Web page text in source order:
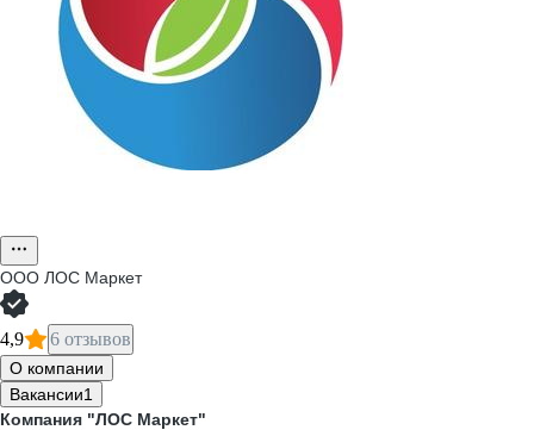
ООО ЛОС Маркет
4,9 6 отзывов
О компании
Вакансии1
Компания "ЛОС Маркет"